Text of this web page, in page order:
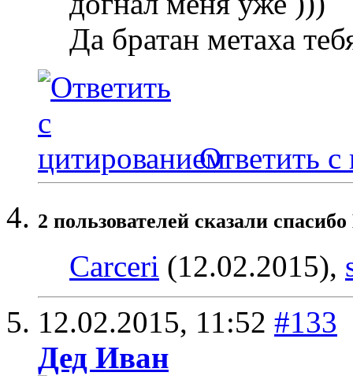
Да братан метаха
Ответить с
2 пользователей сказали
Carceri (12.02.2015),
12.02.2015, 11:52 #133
Дед Иван